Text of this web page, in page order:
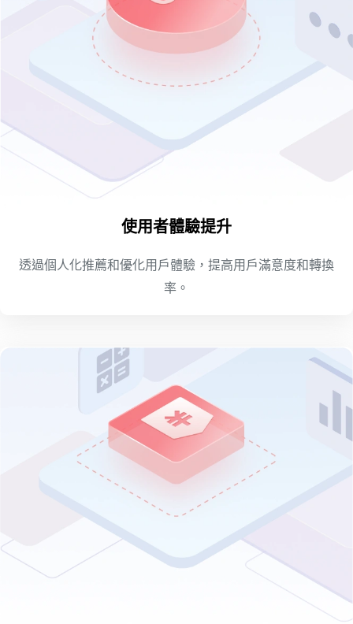
使用者體驗提升
透過個人化推薦和優化用戶體驗，提高用戶滿意度和轉換
率。